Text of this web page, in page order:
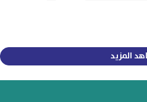
المزيد